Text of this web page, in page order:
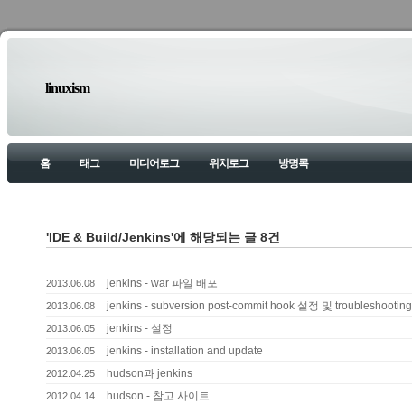
linuxism
홈 태그 미디어로그 위치로그 방명록
'IDE & Build/Jenkins'에 해당되는 글 8건
2013.06.08 jenkins - war 파일 배포
2013.06.08 jenkins - subversion post-commit hook 설정 및 troubleshooting
2013.06.05 jenkins - 설정
2013.06.05 jenkins - installation and update
2012.04.25 hudson과 jenkins
2012.04.14 hudson - 참고 사이트